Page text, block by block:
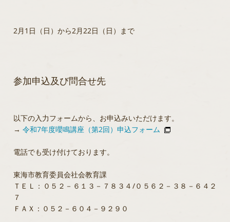
2月1日（日）から2月22日（日）まで
参加申込及び問合せ先
以下の入力フォームから、お申込みいただけます。
→ 令和7年度嚶鳴講座（第2回）申込フォーム
電話でも受け付けております。
東海市教育委員会社会教育課
ＴＥＬ：０５２－６１３－７８３４/０５６２－３８－６４２
７
ＦＡＸ：０５２－６０４－９２９０